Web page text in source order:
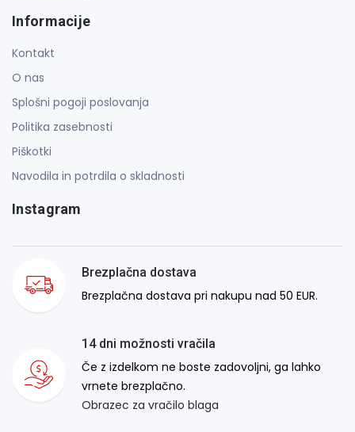
Informacije
Kontakt
O nas
Splošni pogoji poslovanja
Politika zasebnosti
Piškotki
Navodila in potrdila o skladnosti
Instagram
Brezplačna dostava
Brezplačna dostava pri nakupu nad 50 EUR.
14 dni možnosti vračila
Če z izdelkom ne boste zadovoljni, ga lahko
vrnete brezplačno.
Obrazec za vračilo blaga